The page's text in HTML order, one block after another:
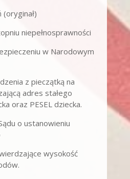
niepełnosprawności
w Narodowym
z pieczątką na
adres stałego
oraz PESEL dziecka.
o ustanowieniu
wysokość